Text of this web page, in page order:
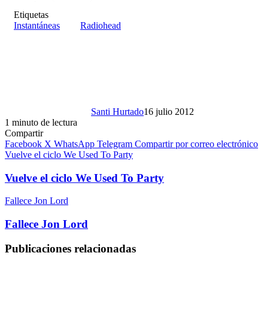
Etiquetas
Instantáneas
Radiohead
Santi Hurtado16 julio 2012
1 minuto de lectura
Compartir
Facebook X WhatsApp Telegram Compartir por correo electrónico
Vuelve el ciclo We Used To Party
Vuelve el ciclo We Used To Party
Fallece Jon Lord
Fallece Jon Lord
Publicaciones relacionadas